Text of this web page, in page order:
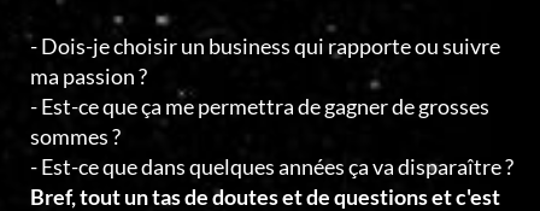
- Dois-je choisir un business qui rapporte ou suivre
ma passion ?
- Est-ce que ça me permettra de gagner de grosses
sommes ?
- Est-ce que dans quelques années ça va disparaître ?
Bref, tout un tas de doutes et de questions et c'est